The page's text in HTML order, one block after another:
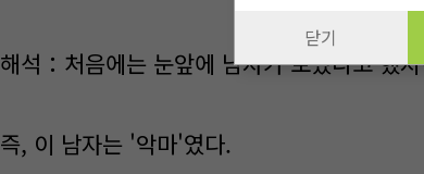
해석：처음에는 눈앞에 남자가 보였다고 했
즉, 이 남자는 '악마'였다.
닫기